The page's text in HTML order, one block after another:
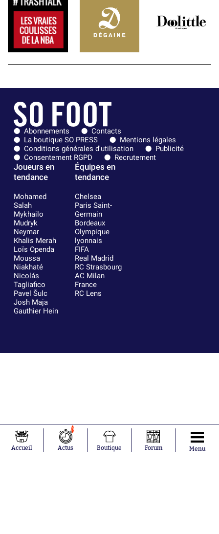
Abonnements
Contacts
La boutique SO PRESS
Mentions légales
Conditions générales d'utilisation
Publicité
Consentement RGPD
Recrutement
Joueurs en
tendance
Mohamed
Salah
Mykhailo
Mudryk
Neymar
Khalis Merah
Loïs Openda
Moussa
Niakhaté
Nicolás
Tagliafico
Pavel Šulc
Josh Maja
Gauthier Hein
Équipes en
tendance
Chelsea
Paris Saint-
Germain
Bordeaux
Olympique
lyonnais
FIFA
Real Madrid
RC Strasbourg
AC Milan
France
RC Lens
Accueil
5
Actus Boutique Forum Menu